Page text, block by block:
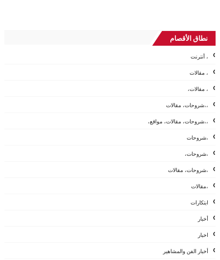
نطاق الأقصام
، أنترنت
، مقالات
، مقالات،
،،شروحات، مقالات
،،شروحات، مقالات، مواقع،
،شروحات
،شروحات،
،شروحات، مقالات
،مقالات
ابتكارات
أخبار
اخبار
أخبار الفن والمشاهير